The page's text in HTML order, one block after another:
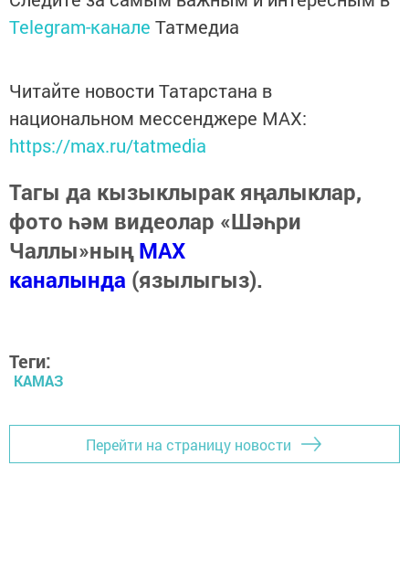
Telegram-канале Татмедиа
Читайте новости Татарстана в
национальном мессенджере MАХ:
https://max.ru/tatmedia
Тагы да кызыклырак яңалыклар,
фото һәм видеолар «Шәһри
Чаллы»ныңMAX
каналында (язылыгыз).
Теги:
КАМАЗ
Перейти на страницу новости